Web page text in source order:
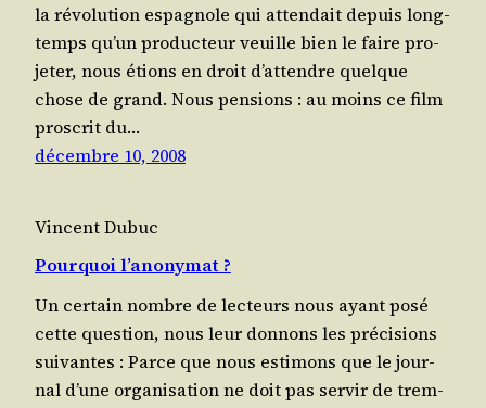
la révo­lu­tion espa­gnole qui atten­dait depuis long­
temps qu’un pro­duc­teur veuille bien le faire pro­
je­ter, nous étions en droit d’at­tendre quelque
chose de grand. Nous pen­sions : au moins ce film
pros­crit du…
décembre 10, 2008
Vincent Dubuc
Pourquoi l’anonymat ?
Un cer­tain nombre de lec­teurs nous ayant posé
cette ques­tion, nous leur don­nons les pré­ci­sions
suivantes : Parce que nous esti­mons que le jour­
nal d’une orga­ni­sa­tion ne doit pas ser­vir de trem­